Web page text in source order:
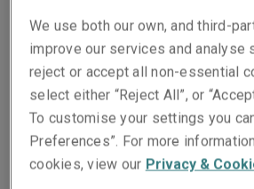
Hauptansprechpartner
Unsere Versicherungen von
Terrorismus für global tätige
We use both our own, and third-
improve our services and analyse
reject or accept all non-essential
select either “Reject All”, or
To customise your settings you
Preferences”. For more
cookies, view our Privacy &